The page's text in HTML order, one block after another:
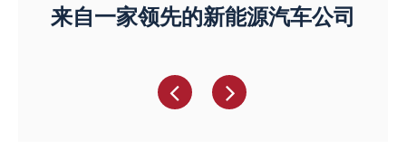
来自一家领先的新能源汽车公司